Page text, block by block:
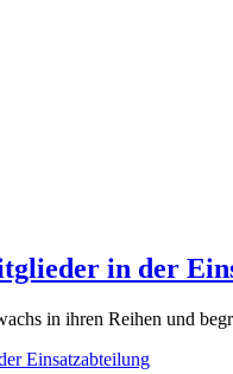
in der
in ihren Reihen und
Einsatzabteilung